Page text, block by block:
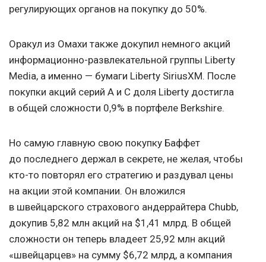
регулирующих органов на покупку до 50%.
Оракул из Омахи также докупил немного акций
информационно-развлекательной группы Liberty
Media, а именно — бумаги Liberty SiriusXM. После
покупки акций серий A и С доля Liberty достигла
в общей сложности 0,9% в портфеле Berkshire.
Но самую главную свою покупку Баффет
до последнего держал в секрете, не желая, чтобы
кто-то повторял его стратегию и раздувал цены
на акции этой компании. Он вложился
в швейцарского страхового андеррайтера Chubb,
докупив 5,82 млн акций на $1,41 млрд. В общей
сложности он теперь владеет 25,92 млн акций
«швейцарцев» на сумму $6,72 млрд, а компания